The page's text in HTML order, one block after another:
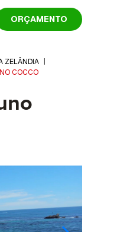
ORÇAMENTO
ZELÂNDIA
COCCO